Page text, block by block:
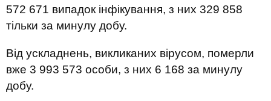
572 671 випадок інфікування, з них 329 858
тільки за минулу добу.
Від ускладнень, викликаних вірусом, померли
вже 3 993 573 особи, з них 6 168 за минулу
добу.